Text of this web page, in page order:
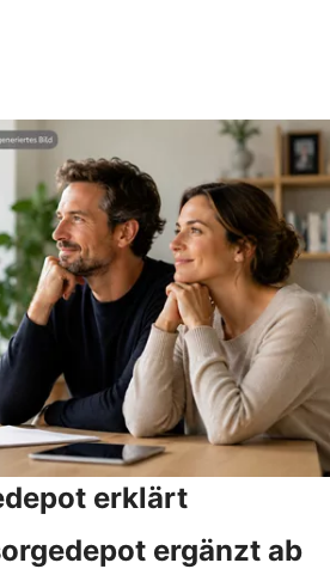
erklärt
ergänzt ab